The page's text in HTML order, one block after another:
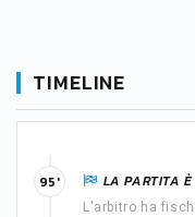
TIMELINE
LA PARTITA
L'arbitro ha
95'